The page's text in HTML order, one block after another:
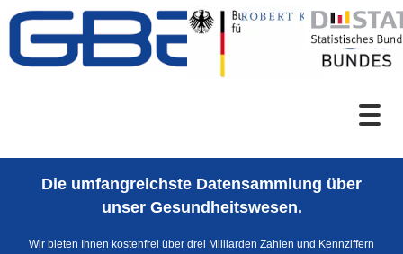
Zum Inhalt
Sprachumschaltung
Die umfangreichste Datensammlung über
unser Gesundheitswesen.
Wir bieten Ihnen kostenfrei über drei Milliarden Zahlen und Kennziffern